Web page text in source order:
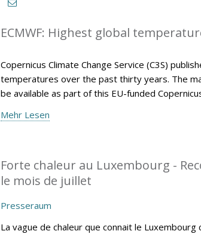
ECMWF: Highest global
Copernicus Climate Change Service (C3S)
temperatures over the past thirty years. The
be available as part of this EU-funded
Mehr Lesen
Forte chaleur au Luxembourg -
le mois de juillet
Presseraum
La vague de chaleur que connait le